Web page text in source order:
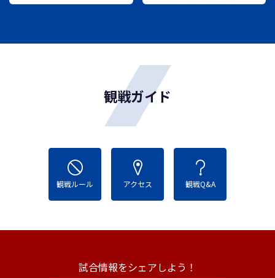
観戦ガイド
観戦ルール アクセス 観戦Q&A
試合情報をシェアしよう！